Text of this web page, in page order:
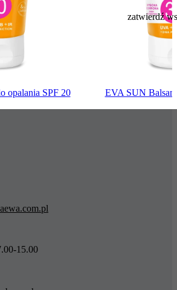
opalania SPF 20
EVA SUN
zatwierdź
15.00